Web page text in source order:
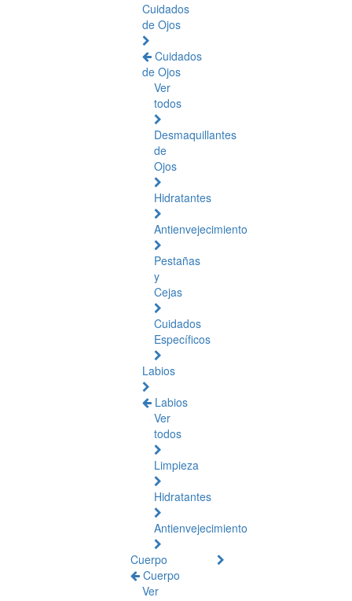
Cuidados
de Ojos
Cuidados
de Ojos
Ver
todos
Desmaquillantes
de
Ojos
Hidratantes
Antienvejecimiento
Pestañas
y
Cejas
Cuidados
Específicos
Labios
Labios
Ver
todos
Limpieza
Hidratantes
Antienvejecimiento
Cuerpo
Cuerpo
Ver